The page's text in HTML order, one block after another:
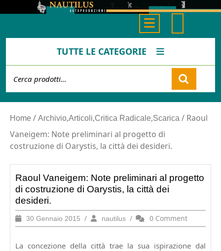
Button
TUTTE LE CATEGORIE
Cart
Home / Archivio,Articoli,Critica Radicale,Scarica / Raoul
Vaneigem: Note preliminari al progetto di
costruzione di Oarystis, la città dei desideri.
Raoul Vaneigem: Note preliminari al progetto
di costruzione di Oarystis, la città dei
desideri.
30 Gennaio 2015 30
Gennaio
/ nautilusnautilus
/ 0 Comment
La concezione della città trae la sua ispirazione dal